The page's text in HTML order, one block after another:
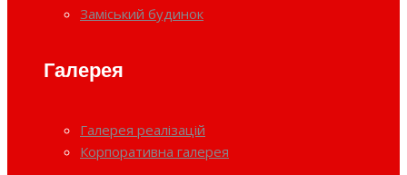
Заміський будинок
Галерея
Галерея реалізацій
Корпоративна галерея